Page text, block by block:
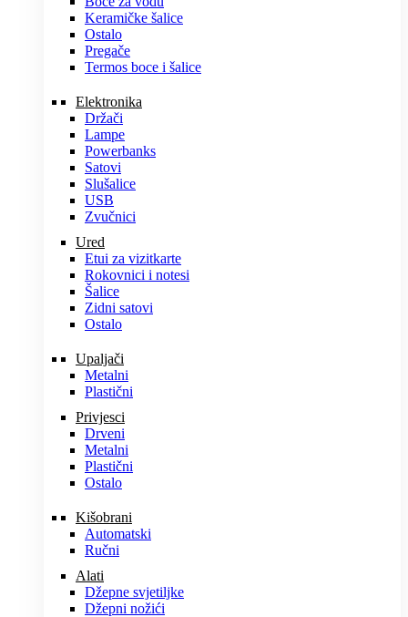
Keramičke šalice
Ostalo
Pregače
Termos boce i šalice
Elektronika
Držači
Lampe
Powerbanks
Satovi
Slušalice
USB
Zvučnici
Ured
Etui za vizitkarte
Rokovnici i notesi
Šalice
Zidni satovi
Ostalo
Upaljači
Metalni
Plastični
Privjesci
Drveni
Metalni
Plastični
Ostalo
Kišobrani
Automatski
Ručni
Alati
Džepne svjetiljke
Džepni nožići